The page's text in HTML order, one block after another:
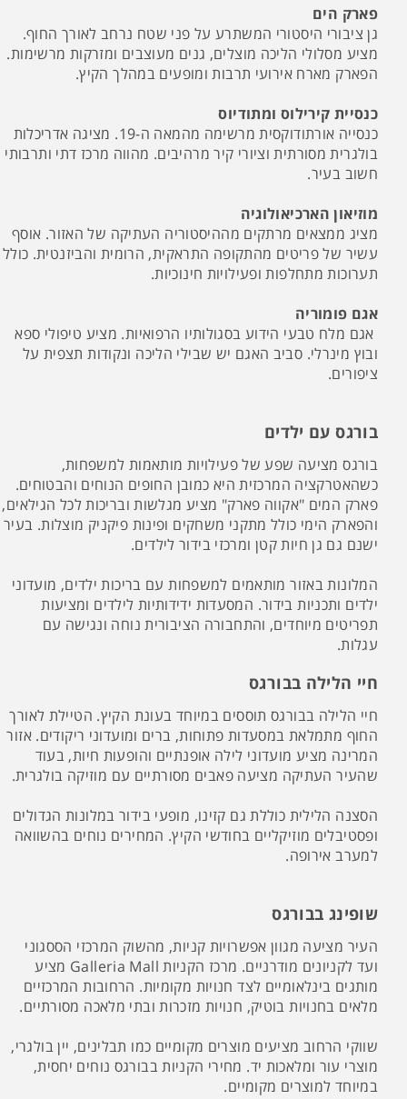
פארק הים
גן ציבורי היסטורי המשתרע על פני שטח נרחב לאורך החוף.
מציע מסלולי הליכה מוצלים, גנים מעוצבים ומזרקות מרשימות.
הפארק מארח אירועי תרבות ומופעים במהלך הקיץ.
כנסיית קירילוס ומתודיוס
כנסייה אורתודוקסית מרשימה מהמאה ה-19. מציגה אדריכלות
בולגרית מסורתית וציורי קיר מרהיבים. מהווה מרכז דתי ותרבותי
חשוב בעיר.
מוזיאון הארכיאולוגיה
מציג ממצאים מרתקים מההיסטוריה העתיקה של האזור. אוסף
עשיר של פריטים מהתקופה התראקית, הרומית והביזנטית. כולל
תערוכות מתחלפות ופעילויות חינוכיות.
אגם פומוריה
אגם מלח טבעי הידוע בסגולותיו הרפואיות. מציע טיפולי ספא
ובוץ מינרלי. סביב האגם יש שבילי הליכה ונקודות תצפית על
ציפורים.
בורגס עם ילדים
בורגס מציעה שפע של פעילויות מותאמות למשפחות,
כשהאטרקציה המרכזית היא כמובן החופים הנוחים והבטוחים.
פארק המים "אקווה פארק" מציע מגלשות ובריכות לכל הגילאים,
והפארק הימי כולל מתקני משחקים ופינות פיקניק מוצלות. בעיר
ישנם גם גן חיות קטן ומרכזי בידור לילדים.
המלונות באזור מותאמים למשפחות עם בריכות ילדים, מועדוני
ילדים ותכניות בידור. המסעדות ידידותיות לילדים ומציעות
תפריטים מיוחדים, והתחבורה הציבורית נוחה ונגישה עם
עגלות.
חיי הלילה בבורגס
חיי הלילה בבורגס תוססים במיוחד בעונת הקיץ. הטיילת לאורך
החוף מתמלאת במסעדות פתוחות, ברים ומועדוני ריקודים. אזור
המרינה מציע מועדוני לילה אופנתיים והופעות חיות, בעוד
שהעיר העתיקה מציעה פאבים מסורתיים עם מוזיקה בולגרית.
הסצנה הלילית כוללת גם קזינו, מופעי בידור במלונות הגדולים
ופסטיבלים מוזיקליים בחודשי הקיץ. המחירים נוחים בהשוואה
למערב אירופה.
שופינג בבורגס
העיר מציעה מגוון אפשרויות קניות, מהשוק המרכזי הססגוני
ועד לקניונים מודרניים. מרכז הקניות Galleria Mall מציע
מותגים בינלאומיים לצד חנויות מקומיות. הרחובות המרכזיים
מלאים בחנויות בוטיק, חנויות מזכרות ובתי מלאכה מסורתיים.
שווקי הרחוב מציעים מוצרים מקומיים כמו תבלינים, יין בולגרי,
מוצרי עור ומלאכות יד. מחירי הקניות בבורגס נוחים יחסית,
במיוחד למוצרים מקומיים.